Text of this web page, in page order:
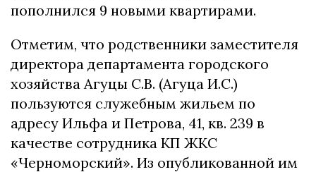
пополнился 9 новыми квартирами.
Отметим, что родственники заместителя
директора департамента городского
хозяйства Агуцы С.В. (Агуца И.С.)
пользуются служебным жильем по
адресу Ильфа и Петрова, 41, кв. 239 в
качестве сотрудника КП ЖКС
«Черноморский». Из опубликованной им